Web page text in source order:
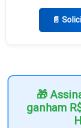
📄
🎁
ganham